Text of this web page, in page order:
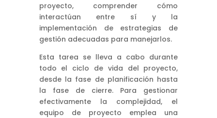
proyecto, comprender cómo
interactúan entre sí y la
implementación de estrategias de
gestión adecuadas para manejarlos.
Esta tarea se lleva a cabo durante
todo el ciclo de vida del proyecto,
desde la fase de planificación hasta
la fase de cierre. Para gestionar
efectivamente la complejidad, el
equipo de proyecto emplea una